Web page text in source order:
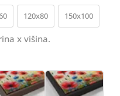
120x80 150x100
x višina.